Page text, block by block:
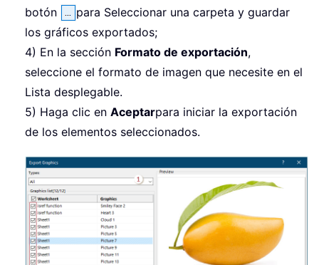
botón
para Seleccionar una carpeta y guardar
los gráficos exportados;
4) En la sección Formato de exportación,
seleccione el formato de imagen que necesite en el
Lista desplegable.
5) Haga clic en Aceptarpara iniciar la exportación
de los elementos seleccionados.